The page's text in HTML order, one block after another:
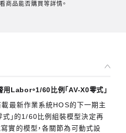
商品能否購買等詳情。
Labor。1/60比例「AV-X0零式」
載最新作業系統HOS的下一期主
式」的1/60比例組裝模型決定再
實的模型，各關節為可動式設